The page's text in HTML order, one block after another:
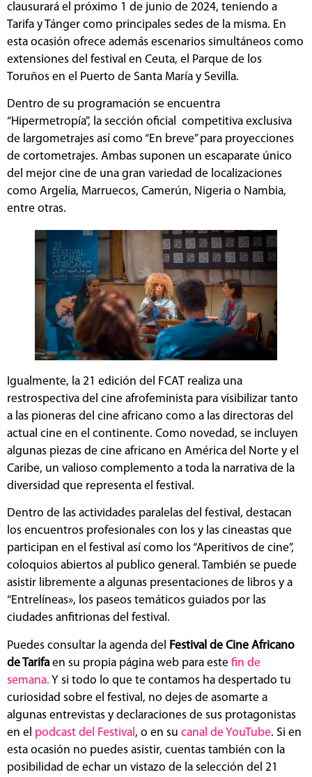
clausurará el próximo 1 de junio de 2024, teniendo a
Tarifa y Tánger como principales sedes de la misma. En
esta ocasión ofrece además escenarios simultáneos como
extensiones del festival en Ceuta, el Parque de los
Toruños en el Puerto de Santa María y Sevilla.
Dentro de su programación se encuentra
“Hipermetropía”, la sección oficial competitiva exclusiva
de largometrajes así como “En breve” para proyecciones
de cortometrajes. Ambas suponen un escaparate único
del mejor cine de una gran variedad de localizaciones
como Argelia, Marruecos, Camerún, Nigeria o Nambia,
entre otras.
Igualmente, la 21 edición del FCAT realiza una
restrospectiva del cine afrofeminista para visibilizar tanto
a las pioneras del cine africano como a las directoras del
actual cine en el continente. Como novedad, se incluyen
algunas piezas de cine africano en América del Norte y el
Caribe, un valioso complemento a toda la narrativa de la
diversidad que representa el festival.
Dentro de las actividades paralelas del festival, destacan
los encuentros profesionales con los y las cineastas que
participan en el festival así como los “Aperitivos de cine”,
coloquios abiertos al publico general. También se puede
asistir libremente a algunas presentaciones de libros y a
“Entrelíneas», los paseos temáticos guiados por las
ciudades anfitrionas del festival.
Puedes consultar la agenda del
Festival de Cine Africano
de Tarifaen su propia página web para este fin de
semana. Y si todo lo que te contamos ha despertado tu
curiosidad sobre el festival, no dejes de asomarte a
algunas entrevistas y declaraciones de sus protagonistas
en el podcast del Festival , o en su canal de YouTube. Si en
esta ocasión no puedes asistir, cuentas también con la
posibilidad de echar un vistazo de la selección del 21